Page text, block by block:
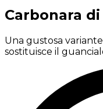
Carbonara
Una gustosa
sostituisce il